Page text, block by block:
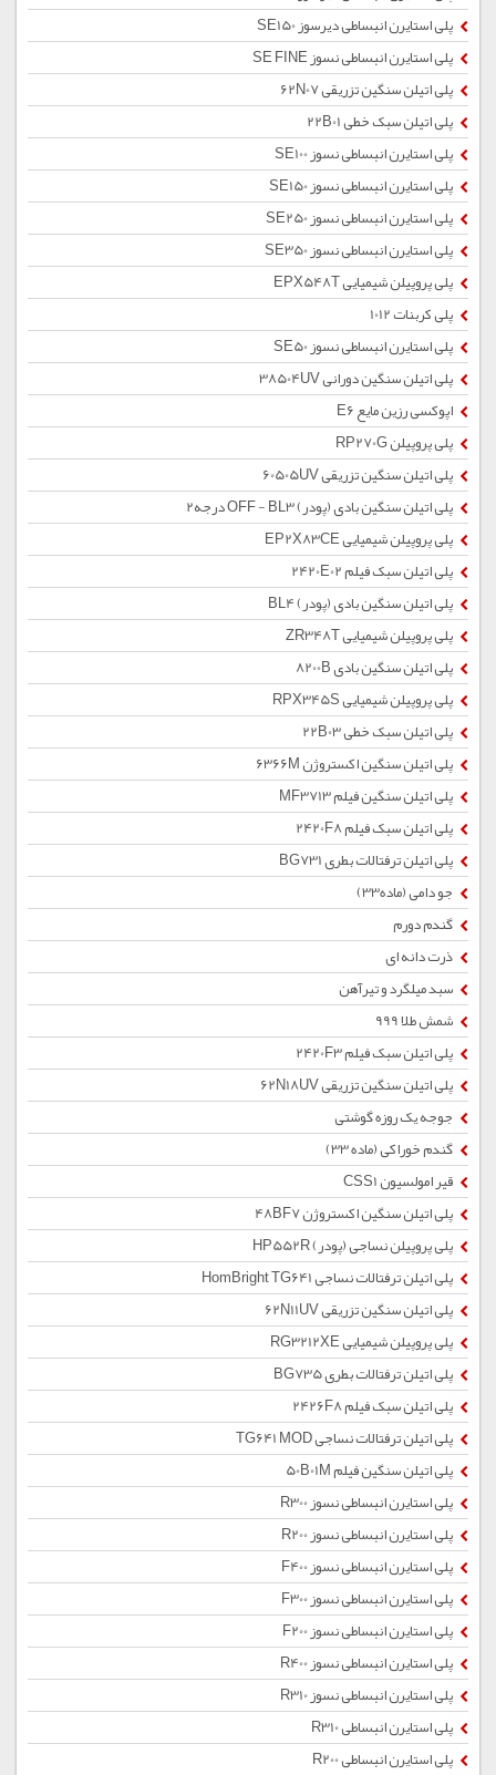
پلی استایرن انبساطی دیرسوز SE150
پلی استایرن انبساطی نسوز SE FINE
پلی اتیلن سنگین تزریقی 62N07
پلی اتیلن سبک خطی 22B01
پلی استایرن انبساطی نسوز SE100
پلی استایرن انبساطی نسوز SE150
پلی استایرن انبساطی نسوز SE250
پلی استایرن انبساطی نسوز SE350
پلی پروپیلن شیمیایی EPX548T
پلی کربنات 1012
پلی استایرن انبساطی نسوز SE50
پلی اتیلن سنگین دورانی 38504UV
اپوکسی رزین مایع E6
پلی پروپیلن RP270G
پلی اتیلن سنگین تزریقی 60505UV
پلی اتیلن سنگین بادی (پودر) OFF - BL3 درجه2
پلی پروپیلن شیمیایی EP2X83CE
پلی اتیلن سبک فیلم 2420E02
پلی اتیلن سنگین بادی (پودر) BL4
پلی پروپیلن شیمیایی ZR348T
پلی اتیلن سنگین بادی 8200B
پلی پروپیلن شیمیایی RPX345S
پلی اتیلن سبک خطی 22B03
پلی اتیلن سنگین اکستروژن 6366M
پلی اتیلن سنگین فیلم MF3713
پلی اتیلن سبک فیلم 2420F8
پلی اتیلن ترفتالات بطری BG731
جو دامی (ماده33)
گندم دورم
ذرت دانه ای
سبد میلگرد و تیرآهن
شمش طلا 999
پلی اتیلن سبک فیلم 2420F3
پلی اتیلن سنگین تزریقی 62N18UV
جوجه یک روزه گوشتی
گندم خوراکی (ماده 33)
قیر امولسیون CSS1
پلی اتیلن سنگین اکستروژن 48BF7
پلی پروپیلن نساجی (پودر) HP552R
پلی اتیلن ترفتالات نساجی HomBright TG641
پلی اتیلن سنگین تزریقی 62N11UV
پلی پروپیلن شیمیایی RG3212XE
پلی اتیلن ترفتالات بطری BG735
پلی اتیلن سبک فیلم 2426F8
پلی اتیلن ترفتالات نساجی TG641 MOD
پلی اتیلن سنگین فیلم 50B01M
پلی استایرن انبساطی نسوز R300
پلی استایرن انبساطی نسوز R200
پلی استایرن انبساطی نسوز F400
پلی استایرن انبساطی نسوز F300
پلی استایرن انبساطی نسوز F200
پلی استایرن انبساطی نسوز R400
پلی استایرن انبساطی نسوز R310
پلی استایرن انبساطی R310
پلی استایرن انبساطی R200